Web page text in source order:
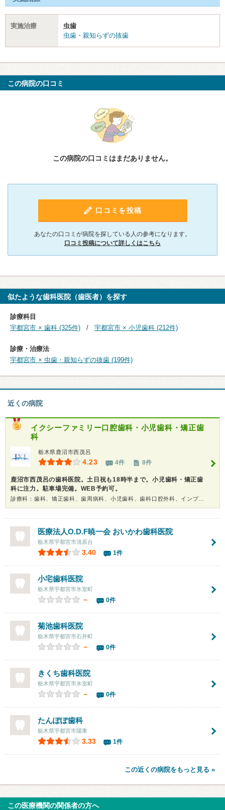
実施治療
虫歯
虫歯・親知らずの抜歯
この病院の口コミ
この病院の口コミはまだありません。
口コミを投稿
あなたの口コミが病院を探している人の参考になります。
口コミ投稿について詳しくはこちら
似たような歯科医院（歯医者）を探す
診療科目
宇都宮市 × 歯科 (325件)
宇都宮市 × 小児歯科 (212件)
診療・治療法
宇都宮市 × 虫歯・親知らずの抜歯 (199件)
近くの病院
イクシーファミリー口腔歯科・小児歯科・矯正歯
科
栃木県鹿沼市西茂呂
4.23 4件 8件
鹿沼市西茂呂の歯科医院。土日祝も18時半まで。小児歯科・矯正歯
科に注力。駐車場完備。WEB予約可。
診療科：歯科、矯正歯科、歯周病科、小児歯科、歯科口腔外科、インプラント、ホワイトニング
医療法人O.D.F暁一会 おいかわ歯科医院
栃木県宇都宮市清原台
3.40 1件
小宅歯科医院
栃木県宇都宮市氷室町
－ 0件
菊池歯科医院
栃木県宇都宮市石井町
－ 0件
きくち歯科医院
栃木県宇都宮市氷室町
－ 0件
たんぽぽ歯科
栃木県宇都宮市陽東
3.33 1件
この近くの病院をもっと見る »
この医療機関の関係者の方へ